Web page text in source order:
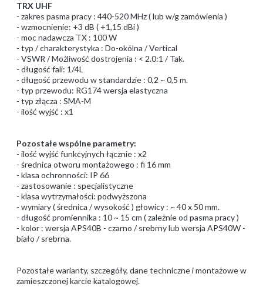
TRX UHF
- zakres pasma pracy : 440-520 MHz ( lub w/g zamówienia )
- wzmocnienie: +3 dB ( +1,15 dBi )
- moc nadawcza TX : 100 W
- typ / charakterystyka : Do-okólna / Vertical
- VSWR / Możliwość dostrojenia : < 2.0:1 / Tak.
- długość fali: 1/4L
- długość przewodu w standardzie : 0,2 ~ 0,5 m.
- typ przewodu: RG174 wersja elastyczna
- typ złącza : SMA-M
- ilość wyjść : x1
Pozostałe wspólne parametry:
- ilość wyjść funkcyjnych łącznie : x2
- średnica otworu montażowego : fi 16 mm
- klasa ochronności: IP 66
- zastosowanie : specjalistyczne
- klasa wytrzymałości: podwyższona
- wymiary ( średnica / wysokość ) głowicy : ~ 40 x 50 mm.
- długość promiennika : 10 ~ 15 cm ( zależnie od pasma pracy )
- kolor : wersja APS40B - czarno / srebrny lub wersja APS40W -
biało / srebrna.
Pozostałe warianty, szczegóły, dane techniczne i montażowe w
zamieszczonej karcie katalogowej.